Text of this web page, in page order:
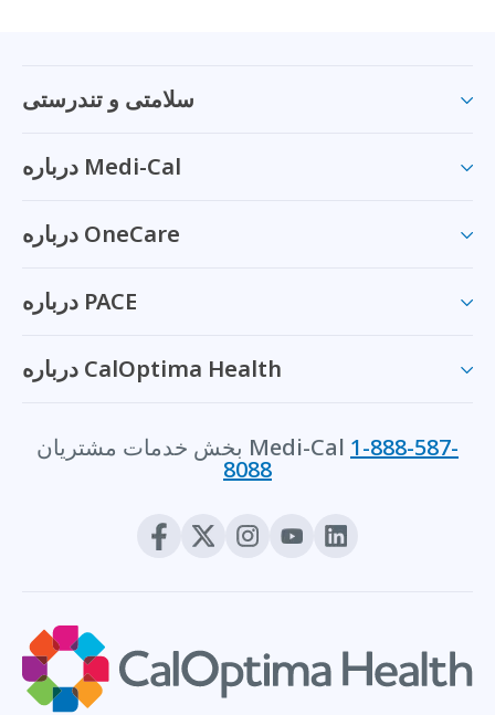
سلامتی و تندرستی
درباره Medi-Cal
درباره OneCare
درباره PACE
درباره CalOptima Health
بخش خدمات مشتریان Medi-Cal 1-888-587-
8088